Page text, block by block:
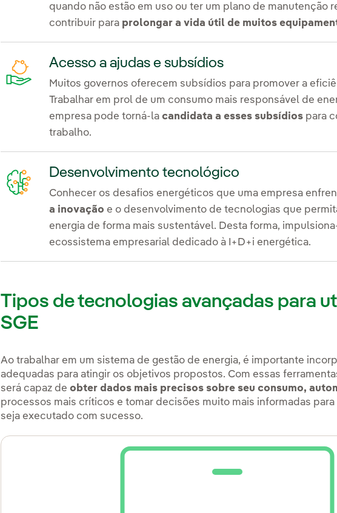
quando não estão em uso ou ter um plano de manutenção
contribuir para prolongar a vida útil de muitos
Acesso a ajudas e subsídios
Muitos governos oferecem subsídios para promover a
Trabalhar em prol de um consumo mais responsável de
empresa pode torná-lacandidata a esses subsídios para
trabalho.
Desenvolvimento tecnológico
Conhecer os desafios energéticos que uma empresa
a inovação e o desenvolvimento de tecnologias que
energia de forma mais sustentável. Desta forma,
ecossistema empresarial dedicado à I+D+i energética.
Tipos de tecnologias avançadas para
SGE
Ao trabalhar em um sistema de gestão de energia, é importante
adequadas para atingir os objetivos propostos. Com essas
será capaz deobter dados mais precisos sobre seu consumo,
processos mais críticos e tomar decisões muito mais informadas
seja executado com sucesso.